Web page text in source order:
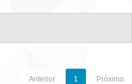
Anterior 1 Próximo